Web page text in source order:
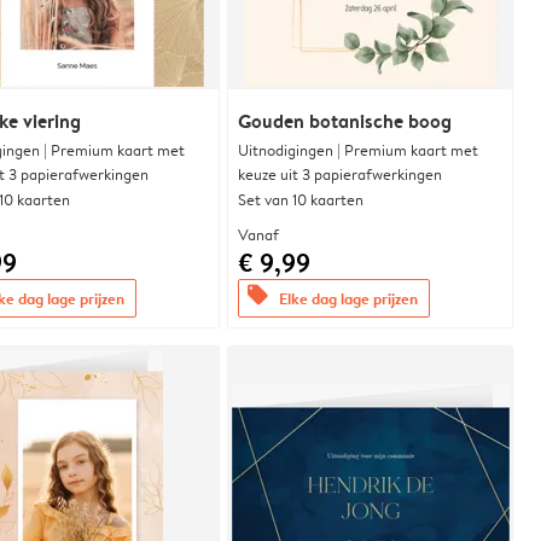
viering
| Premium kaart met
3 papierafwerkingen
kaarten
dag lage prijzen
Gouden botanische boog
Uitnodigingen | Premium kaart met
keuze uit 3 papierafwerkingen
Set van 10 kaarten
Vanaf
€ 9,99
offers Elke dag lage prijzen